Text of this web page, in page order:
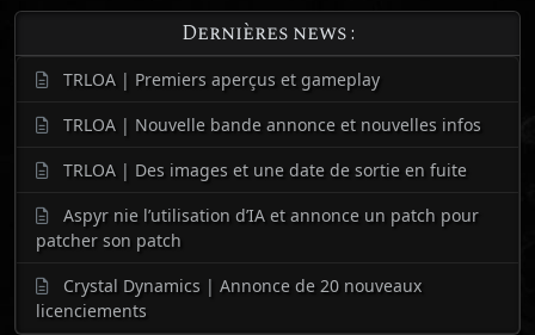
Dernières news :
TRLOA | Premiers aperçus et gameplay
TRLOA | Nouvelle bande annonce et nouvelles infos
TRLOA | Des images et une date de sortie en fuite
Aspyr nie l’utilisation d’IA et annonce un patch pour
patcher son patch
Crystal Dynamics | Annonce de 20 nouveaux
licenciements